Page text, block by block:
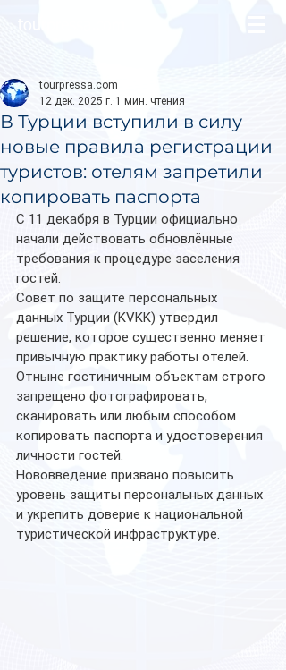
В Турции вступили в силу
новые правила регистрации
туристов: отелям запретили
копировать паспорта
tourpressa.com
12 дек. 2025 г. 1 мин. чтения
С 11 декабря в Турции официально
начали действовать обновлённые
требования к процедуре заселения
гостей.
Совет по защите персональных
данных Турции (KVKK) утвердил
решение, которое существенно меняет
привычную практику работы отелей.
Отныне гостиничным объектам строго
запрещено фотографировать,
сканировать или любым способом
копировать паспорта и удостоверения
личности гостей.
Нововведение призвано повысить
уровень защиты персональных данных
и укрепить доверие к национальной
туристической инфраструктуре.